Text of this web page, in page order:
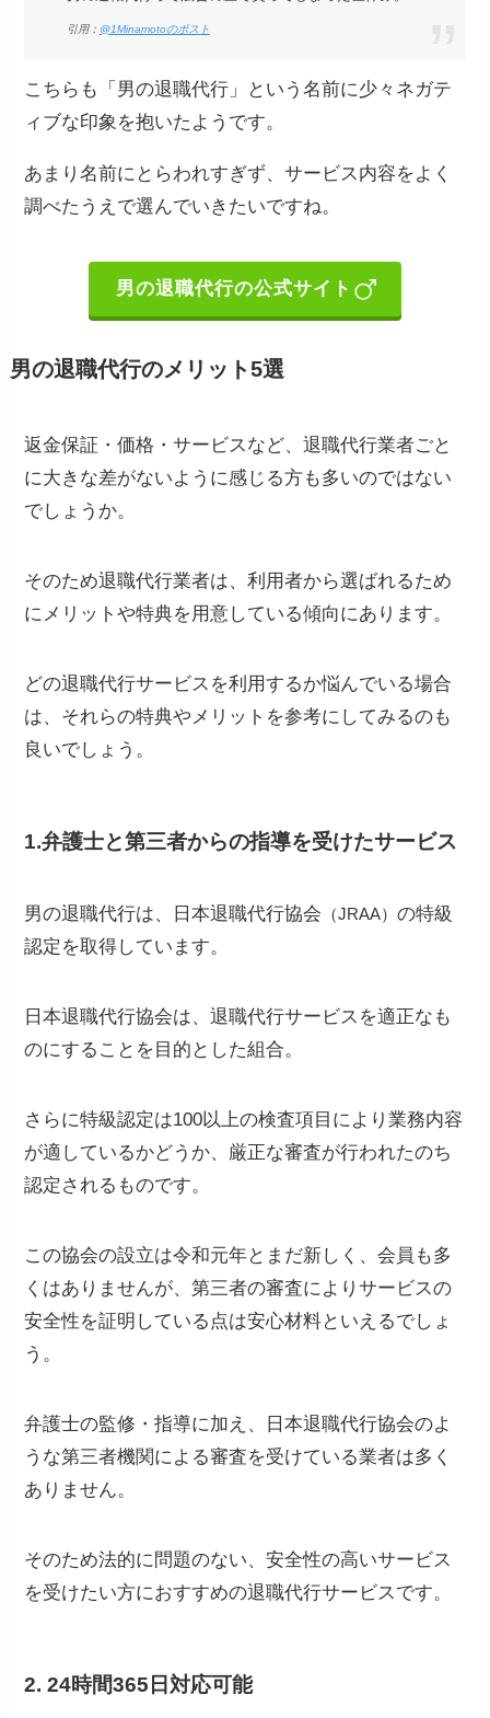
引用： @1Minamotoのポスト
こちらも「男の退職代行」という名前に少々ネガテ
ィブな印象を抱いたようです。
あまり名前にとらわれすぎず、サービス内容をよく
調べたうえで選んでいきたいですね。
男の退職代行の公式サイト
男の退職代行のメリット5選
返金保証・価格・サービスなど、退職代行業者ごと
に大きな差がないように感じる方も多いのではない
でしょうか。
そのため退職代行業者は、利用者から選ばれるため
にメリットや特典を用意している傾向にあります。
どの退職代行サービスを利用するか悩んでいる場合
は、それらの特典やメリットを参考にしてみるのも
良いでしょう。
1.弁護士と第三者からの指導を受けたサービス
男の退職代行は、日本退職代行協会 （JRAA）の特級
認定を取得しています。
日本退職代行協会は、退職代行サービスを適正なも
のにすることを目的とした組合。
さらに特級認定は100以上の検査項目により業務内容
が適しているかどうか、厳正な審査が行われたのち
認定されるものです。
この協会の設立は令和元年とまだ新しく、会員も多
くはありませんが、第三者の審査によりサービスの
安全性を証明している点は安心材料といえるでしょ
う。
弁護士の監修・指導に加え、日本退職代行協会のよ
うな第三者機関による審査を受けている業者は多く
ありません。
そのため法的に問題のない、安全性の高いサービス
を受けたい方におすすめの退職代行サービスです。
2. 24時間365日対応可能